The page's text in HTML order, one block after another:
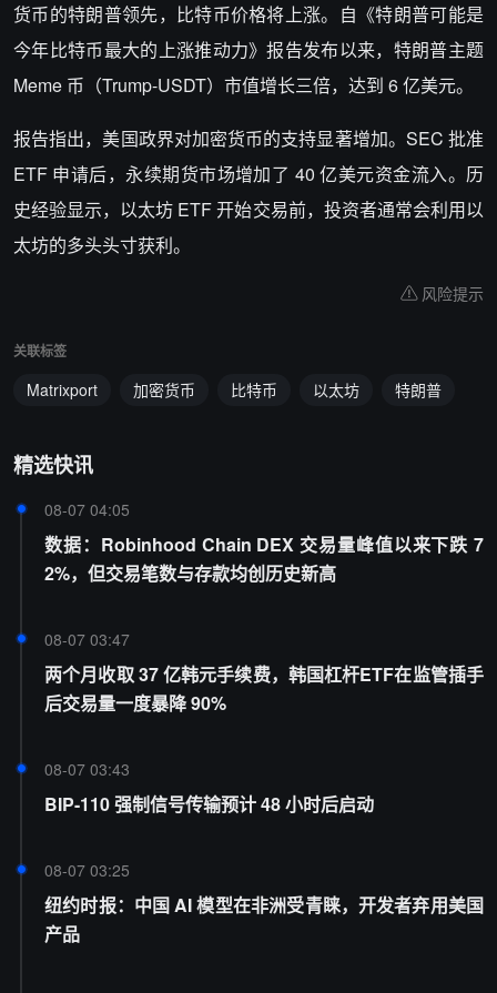
货币的特朗普领先，比特币价格将上涨。自《特朗普可能是
今年比特币最大的上涨推动力》报告发布以来，特朗普主题
Meme 币（Trump-USDT）市值增长三倍，达到 6 亿美元。
报告指出，美国政界对加密货币的支持显著增加。SEC 批准
ETF 申请后，永续期货市场增加了 40 亿美元资金流入。历
史经验显示，以太坊 ETF 开始交易前，投资者通常会利用以
太坊的多头头寸获利。
风险提示
关联标签
Matrixport 加密货币 比特币 以太坊 特朗普
精选快讯
08-07 04:05
数据：Robinhood Chain DEX 交易量峰值以来下跌 7
2%，但交易笔数与存款均创历史新高
08-07 03:47
两个月收取 37 亿韩元手续费，韩国杠杆ETF在监管插手
后交易量一度暴降 90%
08-07 03:43
BIP-110 强制信号传输预计 48 小时后启动
08-07 03:25
纽约时报：中国 AI 模型在非洲受青睐，开发者弃用美国
产品